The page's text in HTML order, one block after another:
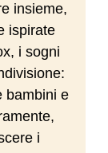
insieme,
ispirate
i sogni
bambini e
i